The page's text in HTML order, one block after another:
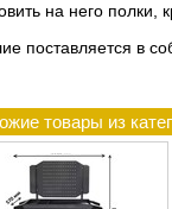
на него полки,
поставляется в
товары из